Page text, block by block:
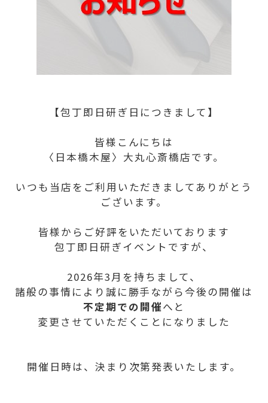
【包丁即日研ぎ日につきまして】
皆様こんにちは
〈日本橋木屋〉大丸心斎橋店です。
いつも当店をご利用いただきましてありがとう
ございます。
皆様からご好評をいただいております
包丁即日研ぎイベントですが、
2026年3月を持ちまして、
諸般の事情により誠に勝手ながら今後の開催は
不定期での開催へと
変更させていただくことになりました
開催日時は、決まり次第発表いたします。